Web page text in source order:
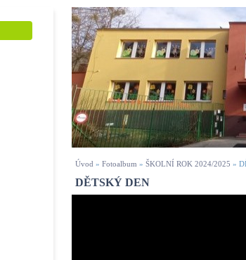
Úvod » Fotoalbum » ŠKOLNÍ ROK 2024/2025 »
DĚTSKÝ DEN